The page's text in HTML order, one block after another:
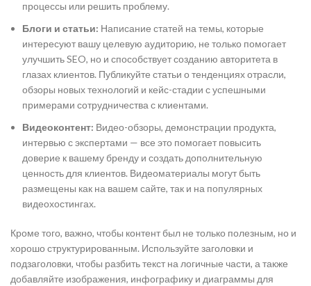
процессы или решить проблему.
Блоги и статьи: Написание статей на темы, которые
интересуют вашу целевую аудиторию, не только помогает
улучшить SEO, но и способствует созданию авторитета в
глазах клиентов. Публикуйте статьи о тенденциях отрасли,
обзоры новых технологий и кейс-стадии с успешными
примерами сотрудничества с клиентами.
Видеоконтент: Видео-обзоры, демонстрации продукта,
интервью с экспертами — все это помогает повысить
доверие к вашему бренду и создать дополнительную
ценность для клиентов. Видеоматериалы могут быть
размещены как на вашем сайте, так и на популярных
видеохостингах.
Кроме того, важно, чтобы контент был не только полезным, но и
хорошо структурированным. Используйте заголовки и
подзаголовки, чтобы разбить текст на логичные части, а также
добавляйте изображения, инфографику и диаграммы для